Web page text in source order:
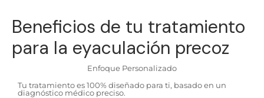
Beneficios de tu tratamiento
para la eyaculación precoz
Enfoque Personalizado
Tu tratamiento es 100% diseñado para ti, basado en un
diagnóstico médico preciso.